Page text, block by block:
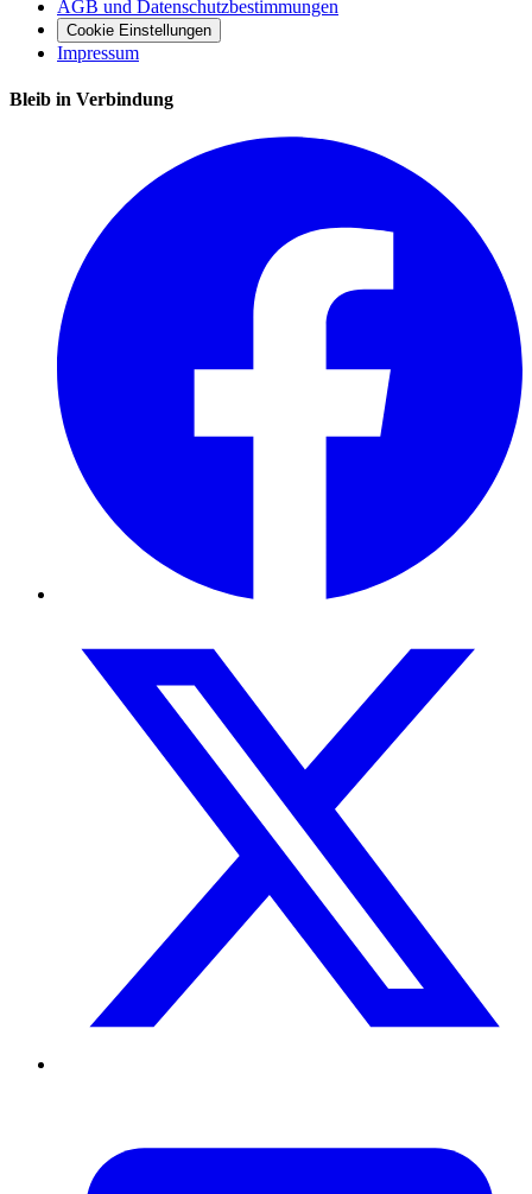
AGB und Datenschutzbestimmungen
Cookie Einstellungen
Impressum
Bleib in Verbindung